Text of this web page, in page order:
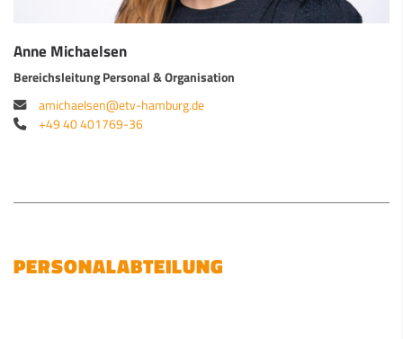
Anne Michaelsen
Bereichsleitung Personal & Organisation
amichaelsen@etv-hamburg.de
+49 40 401769-36
PERSONALABTEILUNG